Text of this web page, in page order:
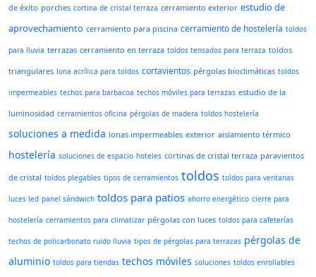
de éxito porches cortina de cristal terraza cerramiento exterior estudio de
aprovechamiento cerramiento para piscina cerramiento de hostelería toldos
para lluvia terrazas cerramiento en terraza toldos tensados para terraza toldos
triangulares lona acrílica para toldos cortavientos pérgolas bioclimáticas toldos
impermeables techos para barbacoa techos móviles para terrazas estudio de la
luminosidad cerramientos oficina pérgolas de madera toldos hostelería
soluciones a medida lonas impermeables exterior aislamiento térmico
hostelería soluciones de espacio hoteles cortinas de cristal terraza paravientos
de cristal toldos plegables tipos de cerramientos toldos toldos para ventanas
luces led panel sándwich toldos para patios ahorro energético cierre para
hostelería cerramientos para climatizar pérgolas con luces toldos para cafeterías
techos de policarbonato ruido lluvia tipos de pérgolas para terrazas pérgolas de
aluminio toldos para tiendas techos móviles soluciones toldos enrollables